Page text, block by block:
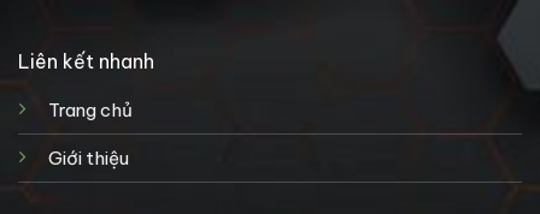
Liên kết nhanh
Trang chủ
Giới thiệu